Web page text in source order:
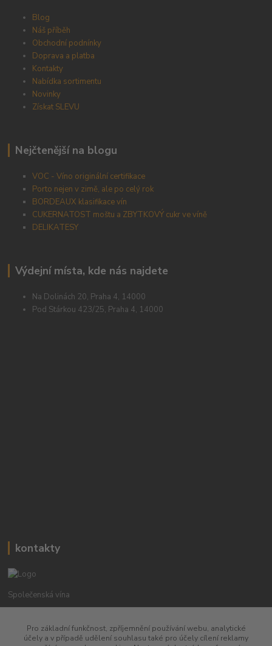
Blog
Náš příběh
Obchodní podnínky
Doprava a platba
Kontakty
Nabídka sortimentu
Novinky
Získat SLEVU
Nejčtenější na blogu
VOC - Víno originální certifikace
Porto nejen v zimě, ale po celý rok
BORDEAUX klasifikace vín
CUKERNATOST moštu a ZBYTKOVÝ cukr ve víně
DELIKATESY
Výdejní místa, kde nás najdete
Na Dolinách 20, Praha 4, 14000
Pod Stárkou 423/25, Praha 4, 14000
kontakty
Společenská vína
+420 775 67 12 01
Pro základní funkčnost, zpříjemnění používání webu, analytické
účely a v případě udělení souhlasu také pro účely cílení reklamy